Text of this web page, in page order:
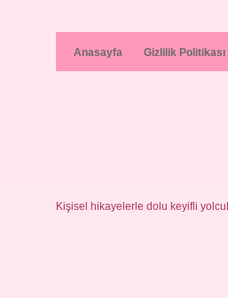
Anasayfa Gizlilik Politikası
Kişisel hikayelerle dolu keyifli